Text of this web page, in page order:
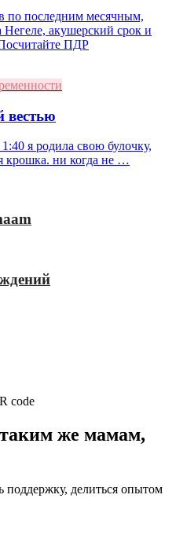
по последним месячным,
акушерский срок и
ПДР
вестью
я родила свою булочку,
крошка. ни когда не …
же мамам,
поддержку, делиться опытом